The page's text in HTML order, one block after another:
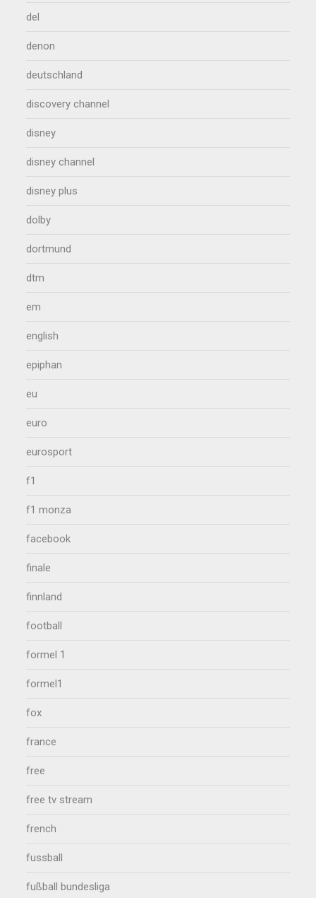
del
denon
deutschland
discovery channel
disney
disney channel
disney plus
dolby
dortmund
dtm
em
english
epiphan
eu
euro
eurosport
f1
f1 monza
facebook
finale
finnland
football
formel 1
formel1
fox
france
free
free tv stream
french
fussball
fußball bundesliga